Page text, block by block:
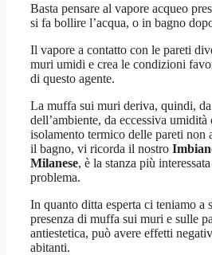
Basta pensare al vapore acqueo
si fa bollire l’acqua, o in bagno
Il vapore a contatto con le pareti
muri umidi e crea le condizioni
di questo agente.
La muffa sui muri deriva, quindi, da
dell’ambiente, da eccessiva
isolamento termico delle pareti non
il bagno, vi ricorda il nostro
Milanese, è la stanza più
problema.
In quanto ditta esperta ci teniamo a
presenza di muffa sui muri e sulle
antiestetica, può avere effetti
abitanti.